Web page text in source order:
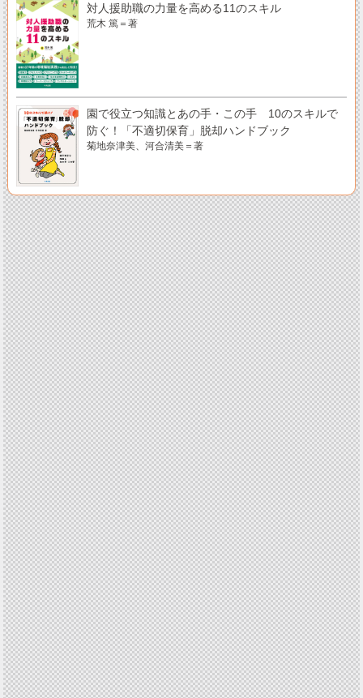
対人援助職の力量を高める11のスキル
荒木 篤＝著
園で役立つ知識とあの手・この手 10のスキルで
防ぐ！「不適切保育」脱却ハンドブック
菊地奈津美、河合清美＝著